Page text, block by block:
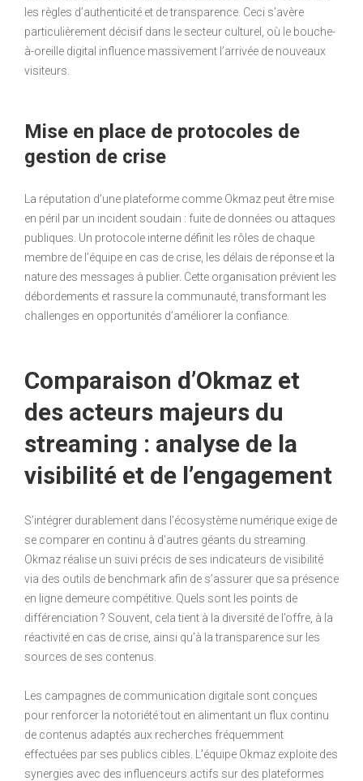
les règles d’authenticité et de transparence. Ceci s’avère
particulièrement décisif dans le secteur culturel, où le bouche-
à-oreille digital influence massivement l’arrivée de nouveaux
visiteurs.
Mise en place de protocoles de
gestion de crise
La réputation d’une plateforme comme Okmaz peut être mise
en péril par un incident soudain : fuite de données ou attaques
publiques. Un protocole interne définit les rôles de chaque
membre de l’équipe en cas de crise, les délais de réponse et la
nature des messages à publier. Cette organisation prévient les
débordements et rassure la communauté, transformant les
challenges en opportunités d’améliorer la confiance.
Comparaison d’Okmaz et
des acteurs majeurs du
streaming : analyse de la
visibilité et de l’engagement
S’intégrer durablement dans l’écosystème numérique exige de
se comparer en continu à d’autres géants du streaming.
Okmaz réalise un suivi précis de ses indicateurs de visibilité
via des outils de benchmark afin de s’assurer que sa présence
en ligne demeure compétitive. Quels sont les points de
différenciation ? Souvent, cela tient à la diversité de l’offre, à la
réactivité en cas de crise, ainsi qu’à la transparence sur les
sources de ses contenus.
Les campagnes de communication digitale sont conçues
pour renforcer la notoriété tout en alimentant un flux continu
de contenus adaptés aux recherches fréquemment
effectuées par ses publics cibles. L’équipe Okmaz exploite des
synergies avec des influenceurs actifs sur des plateformes